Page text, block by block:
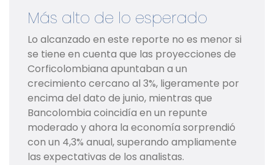
Más alto de lo esperado
Lo alcanzado en este reporte no es menor si
se tiene en cuenta que las proyecciones de
Corficolombiana apuntaban a un
crecimiento cercano al 3%, ligeramente por
encima del dato de junio, mientras que
Bancolombia coincidía en un repunte
moderado y ahora la economía sorprendió
con un 4,3% anual, superando ampliamente
las expectativas de los analistas.